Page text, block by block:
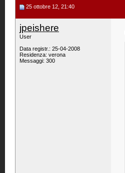
25 ottobre 12, 21:40
jpeishere
User
Data registr.: 25-04-2008
Residenza: verona
Messaggi: 300